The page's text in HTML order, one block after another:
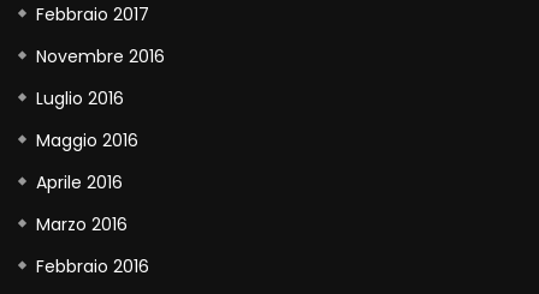
Febbraio 2017
Novembre 2016
Luglio 2016
Maggio 2016
Aprile 2016
Marzo 2016
Febbraio 2016